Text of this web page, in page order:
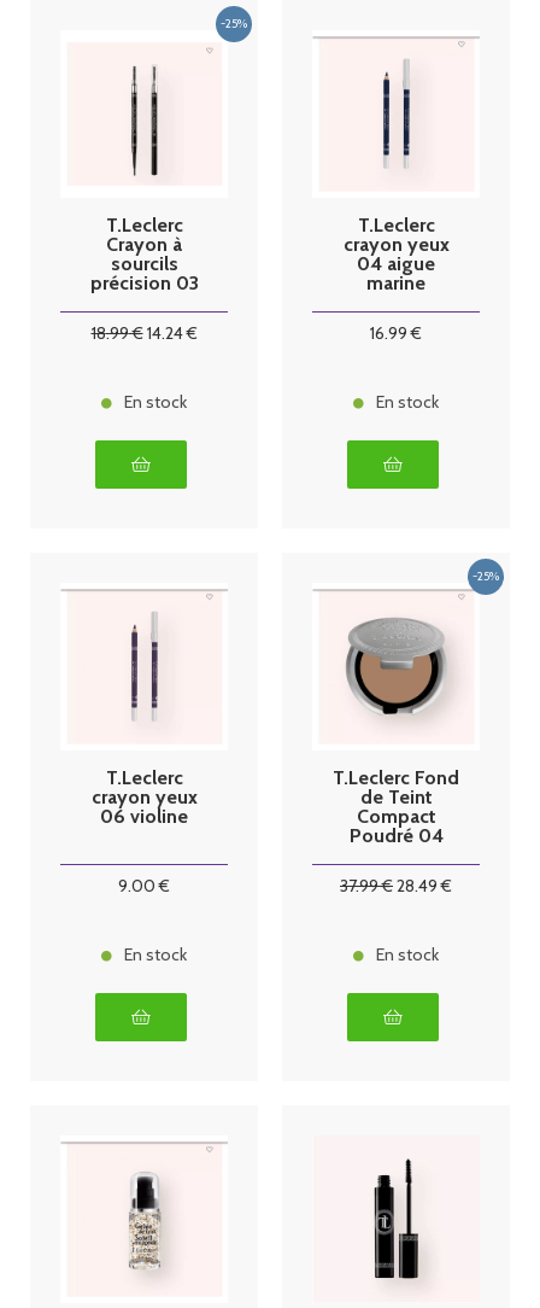
T.Leclerc
Crayon à
sourcils
précision 03
18.99€14.24€
En stock
T.Leclerc
crayon yeux
04 aigue
marine
16.99 €
En stock
T.Leclerc
crayon yeux
06 violine
9.00 €
En stock
T.Leclerc Fond
de Teint
Compact
Poudré 04
37.99€28.49 €
En stock